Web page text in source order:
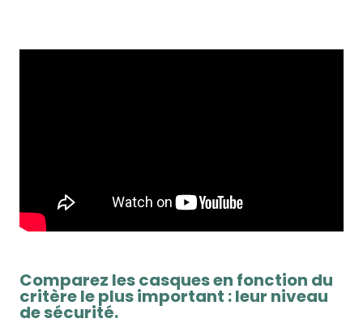
Comparez les casques en fonction du
critère le plus important : leur niveau
de sécurité.